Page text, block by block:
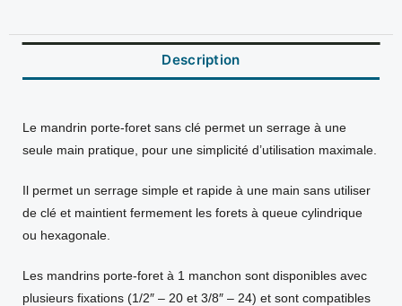
Description
Le mandrin porte-foret sans clé permet un serrage à une
seule main pratique, pour une simplicité d’utilisation maximale.
Il permet un serrage simple et rapide à une main sans utiliser
de clé et maintient fermement les forets à queue cylindrique
ou hexagonale.
Les mandrins porte-foret à 1 manchon sont disponibles avec
plusieurs fixations (1/2″ – 20 et 3/8″ – 24) et sont compatibles